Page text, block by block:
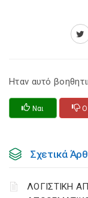
Ηταν αυτό
Ναι
Σχετικά
ΛΟΓΙΣΤΙΚΗ